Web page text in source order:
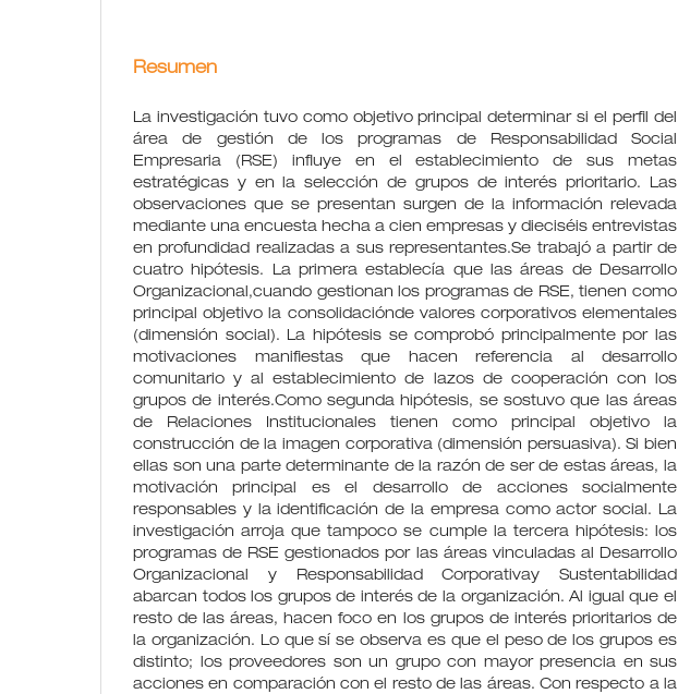
Resumen
La investigación tuvo como objetivo principal determinar si el perfil del
área de gestión de los programas de Responsabilidad Social
Empresaria (RSE) influye en el establecimiento de sus metas
estratégicas y en la selección de grupos de interés prioritario. Las
observaciones que se presentan surgen de la información relevada
mediante una encuesta hecha a cien empresas y dieciséis entrevistas
en profundidad realizadas a sus representantes.Se trabajó a partir de
cuatro hipótesis. La primera establecía que las áreas de Desarrollo
Organizacional,cuando gestionan los programas de RSE, tienen como
principal objetivo la consolidaciónde valores corporativos elementales
(dimensión social). La hipótesis se comprobó principalmente por las
motivaciones manifiestas que hacen referencia al desarrollo
comunitario y al establecimiento de lazos de cooperación con los
grupos de interés.Como segunda hipótesis, se sostuvo que las áreas
de Relaciones Institucionales tienen como principal objetivo la
construcción de la imagen corporativa (dimensión persuasiva). Si bien
ellas son una parte determinante de la razón de ser de estas áreas, la
motivación principal es el desarrollo de acciones socialmente
responsables y la identificación de la empresa como actor social. La
investigación arroja que tampoco se cumple la tercera hipótesis: los
programas de RSE gestionados por las áreas vinculadas al Desarrollo
Organizacional y Responsabilidad Corporativay Sustentabilidad
abarcan todos los grupos de interés de la organización. Al igual que el
resto de las áreas, hacen foco en los grupos de interés prioritarios de
la organización. Lo que sí se observa es que el peso de los grupos es
distinto; los proveedores son un grupo con mayor presencia en sus
acciones en comparación con el resto de las áreas. Con respecto a la